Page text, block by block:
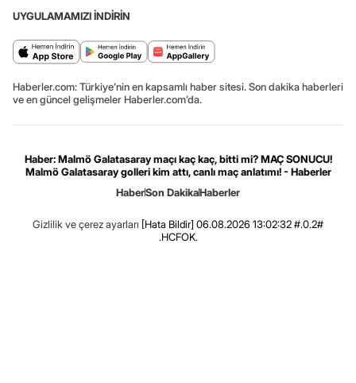
UYGULAMAMIZI İNDİRİN
Haberler.com: Türkiye’nin en kapsamlı haber sitesi. Son dakika haberleri
ve en güncel gelişmeler Haberler.com’da.
Haber: Malmö Galatasaray maçı kaç kaç, bitti mi? MAÇ SONUCU!
Malmö Galatasaray golleri kim attı, canlı maç anlatımı! - Haberler
HaberSon DakikaHaberler
Gizlilik ve çerez ayarları [Hata Bildir] 06.08.2026 13:02:32 #.0.2#
.HCFOK.